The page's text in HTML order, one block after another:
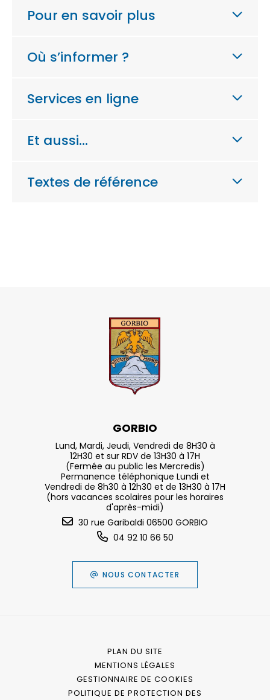
Pour en savoir plus
Où s’informer ?
Services en ligne
Et aussi…
Textes de référence
GORBIO
Lund, Mardi, Jeudi, Vendredi de 8H30 à
12H30 et sur RDV de 13H30 à 17H
(Fermée au public les Mercredis)
Permanence téléphonique Lundi et
Vendredi de 8h30 à 12h30 et de 13H30 à 17H
(hors vacances scolaires pour les horaires
d'après-midi)
30 rue Garibaldi 06500 GORBIO
04 92 10 66 50
NOUS CONTACTER
PLAN DU SITE
MENTIONS LÉGALES
GESTIONNAIRE DE COOKIES
POLITIQUE DE PROTECTION DES